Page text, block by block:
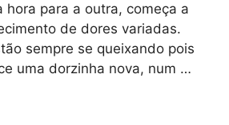
hora para a outra, começa a
de dores variadas.
sempre se queixando pois
uma dorzinha nova, num …